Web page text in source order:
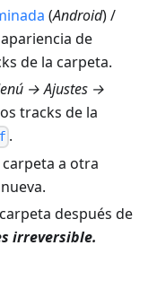
(Android) /
de
de la carpeta.
→ Ajustes →
tracks de la
.
a otra
después de
irreversible.